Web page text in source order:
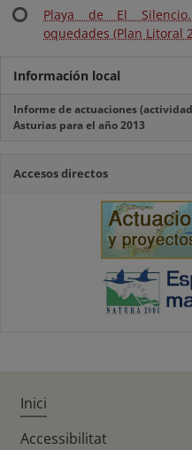
Playa de El
oquedades (Plan Litoral
Información local
Informe de actuaciones
Asturias para el año 2013
Accesos directos
Inici
Accessibilitat